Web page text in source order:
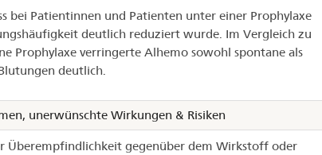
bei Patientinnen und Patienten unter einer Prophylaxe
deutlich reduziert wurde. Im Vergleich zu
Prophylaxe verringerte Alhemo sowohl spontane als
deutlich.
unerwünschte Wirkungen & Risiken
Überempfindlichkeit gegenüber dem Wirkstoff oder